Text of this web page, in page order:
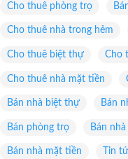
Cho thuê phòng trọ
Cho thuê nhà trong hẻm
Cho thuê biệt thự Cho
Cho thuê nhà mặt tiền
Bán nhà biệt thự Bán
Bán phòng trọ Bán
Bán nhà mặt tiền Tin